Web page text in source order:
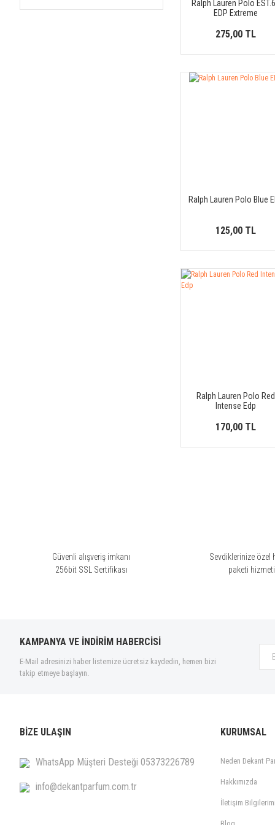
Cacharel (6)
Gisada Switzerland (6)
Guerlain (61)
Hermes (33)
Jaguar (1)
Jean Paul Gaultier (36)
Jimmy Choo (12)
Ralph Lauren Polo
EDP Extreme
275,00 TL
Ralph Lauren Polo Blue
125,00 TL
Ralph Lauren Polo Red
Intense Edp
170,00 TL
Güvenli alışveriş imkanı
256bit SSL Sertifikası
Sevdiklerinize özel
paketi hizmeti
KAMPANYA VE İNDİRİM HABERCİSİ
E-Mail adresinizi haber listemize ücretsiz kaydedin, hemen bizi
takip etmeye başlayın.
BİZE ULAŞIN
WhatsApp Müşteri Desteği 05373226789
info@dekantparfum.com.tr
KURUMSAL
Neden Dekant
Hakkımızda
İletişim